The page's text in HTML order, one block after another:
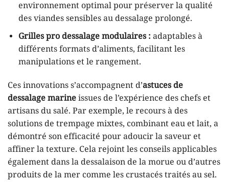
environnement optimal pour préserver la qualité
des viandes sensibles au dessalage prolongé.
Grilles pro dessalage modulaires : adaptables à
différents formats d’aliments, facilitant les
manipulations et le rangement.
Ces innovations s’accompagnent d’astuces de
dessalage marineissues de l’expérience des chefs et
artisans du salé. Par exemple, le recours à des
solutions de trempage mixtes, combinant eau et lait, a
démontré son efficacité pour adoucir la saveur et
affiner la texture. Cela rejoint les conseils applicables
également dans la dessalaison de la morue ou d’autres
produits de la mer comme les crustacés traités au sel.